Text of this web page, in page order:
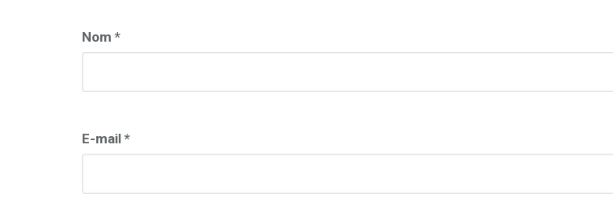
Nom *
E-mail *